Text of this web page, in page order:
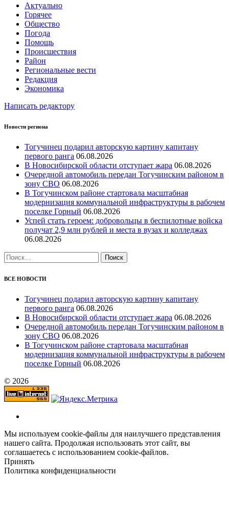
Актуально
Горячее
Общество
Погода
Помощь
Происшествия
Район
Региональные вести
Редакция
Экономика
Написать редактору
Новости региона
Тогучинец подарил авторскую картину капитану
первого ранга 06.08.2026
В Новосибирской области отступает жара 06.08.2026
Очередной автомобиль передан Тогучинским районом в
зону СВО 06.08.2026
В Тогучинском районе стартовала масштабная
модернизация коммунальной инфраструктуры в рабочем
поселке Горный 06.08.2026
Успей стать героем: добровольцы в беспилотные войска
получат 2,9 млн рублей и места в вузах и колледжах
06.08.2026
Найти:
ВСЕ НОВОСТИ
Тогучинец подарил авторскую картину капитану
первого ранга 06.08.2026
В Новосибирской области отступает жара 06.08.2026
Очередной автомобиль передан Тогучинским районом в
зону СВО 06.08.2026
В Тогучинском районе стартовала масштабная
модернизация коммунальной инфраструктуры в рабочем
поселке Горный 06.08.2026
© 2026
Мы используем cookie-файлы для наилучшего представления
нашего сайта. Продолжая использовать этот сайт, вы
соглашаетесь с использованием cookie-файлов.
Принять
Политика конфиденциальности